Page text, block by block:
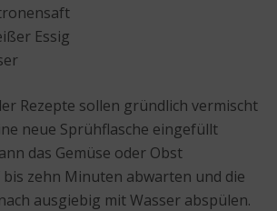
Essig
Rezepte sollen gründlich vermischt
neue Sprühflasche eingefüllt
das Gemüse oder Obst
zehn Minuten abwarten und die
ausgiebig mit Wasser abspülen.